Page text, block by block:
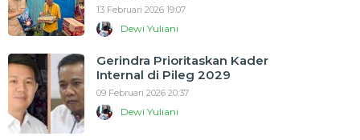
13 Februari 2026 19:07
Dewi Yuliani
Gerindra Prioritaskan Kader
Internal di Pileg 2029
09 Februari 2026 20:37
Dewi Yuliani